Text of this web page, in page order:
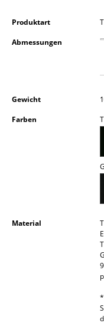
Wandleuchten
Outdoor-Leuchten
... alle Leuchten
Betten
Nachttische &
Produktart
Abmessungen
Gewicht
Farben
Material